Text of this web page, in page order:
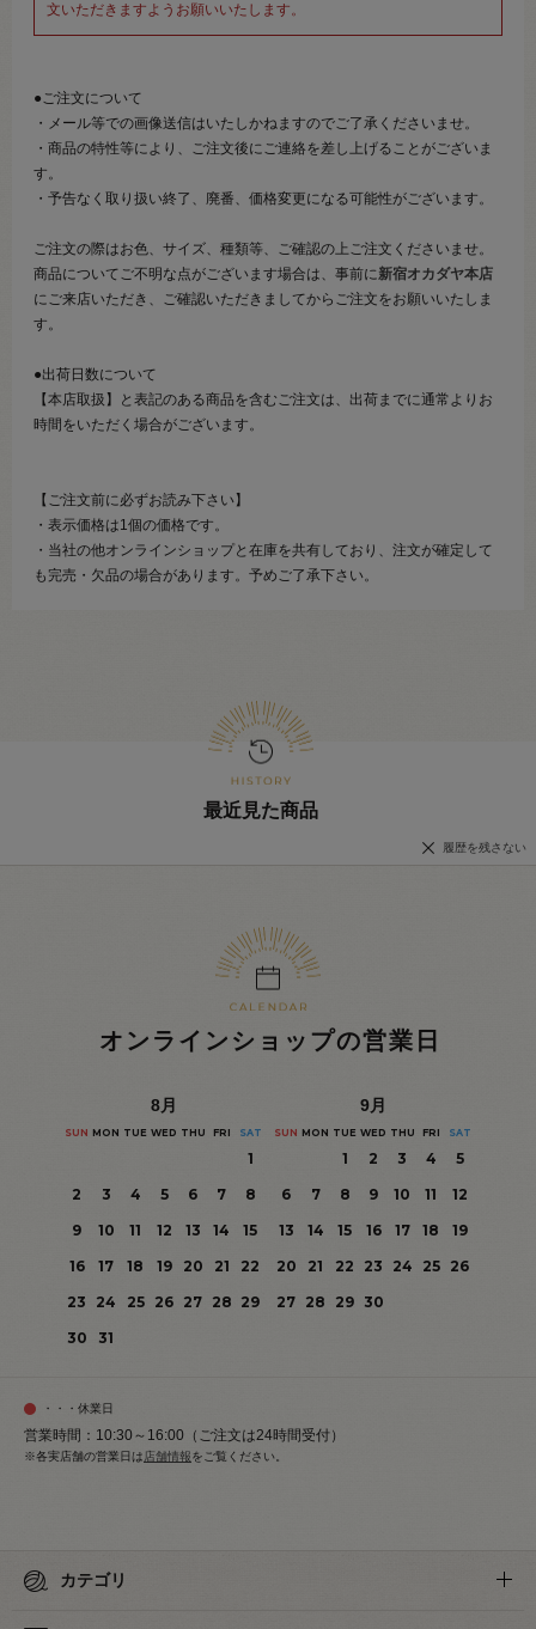
文いただきますようお願いいたします。
●ご注文について
・メール等での画像送信はいたしかねますのでご了承くださいませ。
・商品の特性等により、ご注文後にご連絡を差し上げることがございま
す。
・予告なく取り扱い終了、廃番、価格変更になる可能性がございます。
ご注文の際はお色、サイズ、種類等、ご確認の上ご注文くださいませ。
商品についてご不明な点がございます場合は、事前に新宿オカダヤ本店
にご来店いただき、ご確認いただきましてからご注文をお願いいたしま
す。
●出荷日数について
【本店取扱】と表記のある商品を含むご注文は、出荷までに通常よりお
時間をいただく場合がございます。
【ご注文前に必ずお読み下さい】
・表示価格は1個の価格です。
・当社の他オンラインショップと在庫を共有しており、注文が確定して
も完売・欠品の場合があります。予めご了承下さい。
最近見た商品
履歴を残さない
オンラインショップの営業日
8月
SUN MON TUE WED THU FRI SAT
1
2
3 4 5 6 7
8
9
10 11 12 13 14
15
16
17 18 19 20 21
22
23
24 25 26 27 28 29
30
31
9月
SUN MON TUE WED THU FRI SAT
1 2 3 4
5
6
7 8 9 10 11
12
13
14 15 16 17 18
19
20
21 22 23 24 25
26
27 28 29 30
・・・休業日
営業時間：10:30～16:00（ご注文は24時間受付）
※各実店舗の営業日は 店舗情報をご覧ください。
カテゴリ